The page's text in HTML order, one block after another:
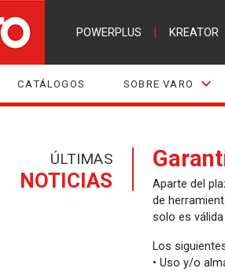
POWERPLUS KREATOR
CATÁLOGOS SOBRE VARO
ÚLTIMAS
NOTICIAS
Aparte del
de
solo es
Los
• Uso y/o